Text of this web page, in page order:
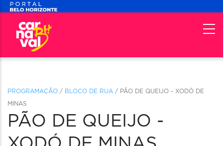
PROGRAMAÇÃO / BLOCO DE RUA / PÃO DE QUEIJO - XODÓ DE
MINAS
PÃO DE QUEIJO -